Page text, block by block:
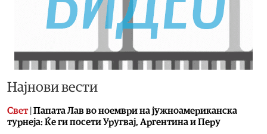
Најнови вести
Свет| Папата Лав во ноември на јужноамериканска
турнеја: Ќе ги посети Уругвај, Аргентина и Перу